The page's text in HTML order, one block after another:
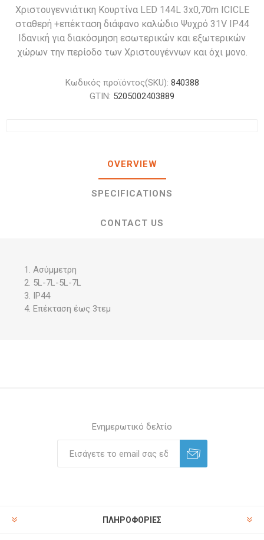
Χριστουγεννιάτικη Κουρτίνα LED 144L 3x0,70m ICICLE
σταθερή +επέκταση διάφανο καλώδιο Ψυχρό 31V IP44
Ιδανική για διακόσμηση εσωτερικών και εξωτερικών
χώρων την περίοδο των Χριστουγέννων και όχι μονο.
Κωδικός προϊόντος(SKU): 840388
GTIN: 5205002403889
OVERVIEW
SPECIFICATIONS
CONTACT US
Ασύμμετρη
5L-7L-5L-7L
IP44
Επέκταση έως 3τεμ
Ενημερωτικό δελτίο
ΠΛΗΡΟΦΟΡΊΕΣ